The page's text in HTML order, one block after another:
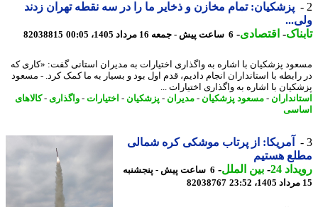
پزشکیان: تمام مخازن و ذخایر ما را در سه نقطه تهران زدند
-اقتصادی-6 ساعت پیش - جمعه 16 مرداد 1405، 00:05 82038815
پزشکیان با اشاره به واگذاری اختیارات به مدیران استانی گفت: «کاری که
با استانداران انجام دادیم، قدم اول بود و بسیار به ما کمک کرد. - مسعود
با اشاره به واگذاری اختیارات ...
- مسعود پزشکیان-مدیران- پزشکیان-اختیارات- واگذاری- کالاهای
آمریکا: از پرتاب موشکی کره شمالی
هستیم
24
-بین الملل- 6 ساعت پیش - پنجشنبه
82038767